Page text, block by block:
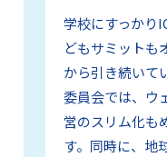
学校にすっかり
どもサミットも
から引き続いて
委員会では、ウ
営のスリム化も
す。同時に、地